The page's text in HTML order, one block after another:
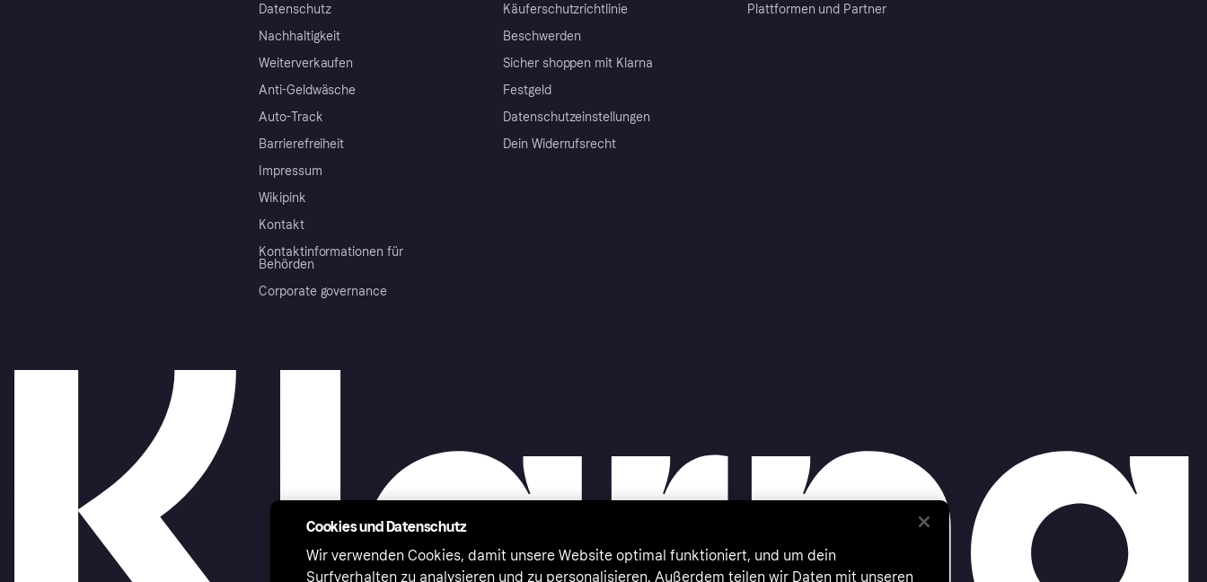
Datenschutz
Nachhaltigkeit
Weiterverkaufen
Anti-Geldwäsche
Auto-Track
Barrierefreiheit
Impressum
Wikipink
Kontakt
Kontaktinformationen für
Behörden
Corporate governance
Käuferschutzrichtlinie
Beschwerden
Sicher shoppen mit Klarna
Festgeld
Datenschutzeinstellungen
Dein Widerrufsrecht
Plattformen und Partner
Cookies und Datenschutz
Wir verwenden Cookies, damit unsere Website optimal funktioniert, und um dein
Surfverhalten zu analysieren und zu personalisieren. Außerdem teilen wir Daten mit unseren